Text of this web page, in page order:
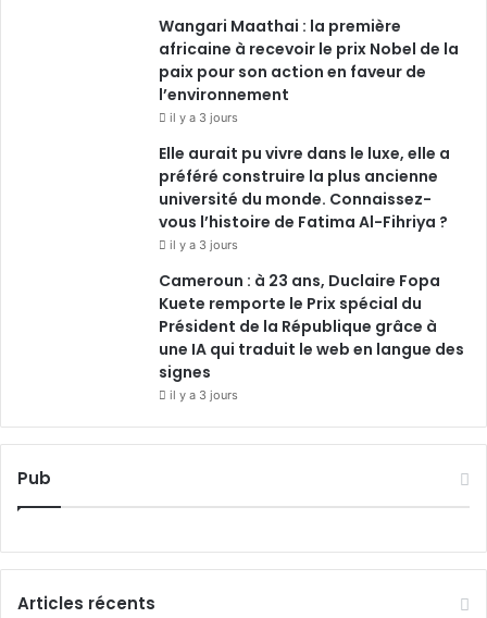
Wangari Maathai : la première
africaine à recevoir le prix Nobel de la
paix pour son action en faveur de
l’environnement
il y a 3 jours
Elle aurait pu vivre dans le luxe, elle a
préféré construire la plus ancienne
université du monde. Connaissez-
vous l’histoire de Fatima Al-Fihriya ?
il y a 3 jours
Cameroun : à 23 ans, Duclaire Fopa
Kuete remporte le Prix spécial du
Président de la République grâce à
une IA qui traduit le web en langue des
signes
il y a 3 jours
Pub
Articles récents